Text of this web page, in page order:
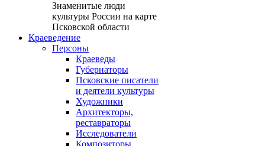
Знаменитые люди
культуры России на карте
Псковской области
Краеведение
Персоны
Краеведы
Губернаторы
Псковские писатели
и деятели культуры
Художники
Архитекторы,
реставраторы
Исследователи
Композиторы,